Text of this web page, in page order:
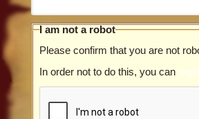
I am not a robot
Please confirm that you are not
In order not to do this, you can